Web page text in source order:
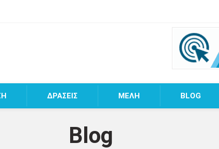
ΔΡΑΣΕΙΣ MEΛΗ BLOG
Blog